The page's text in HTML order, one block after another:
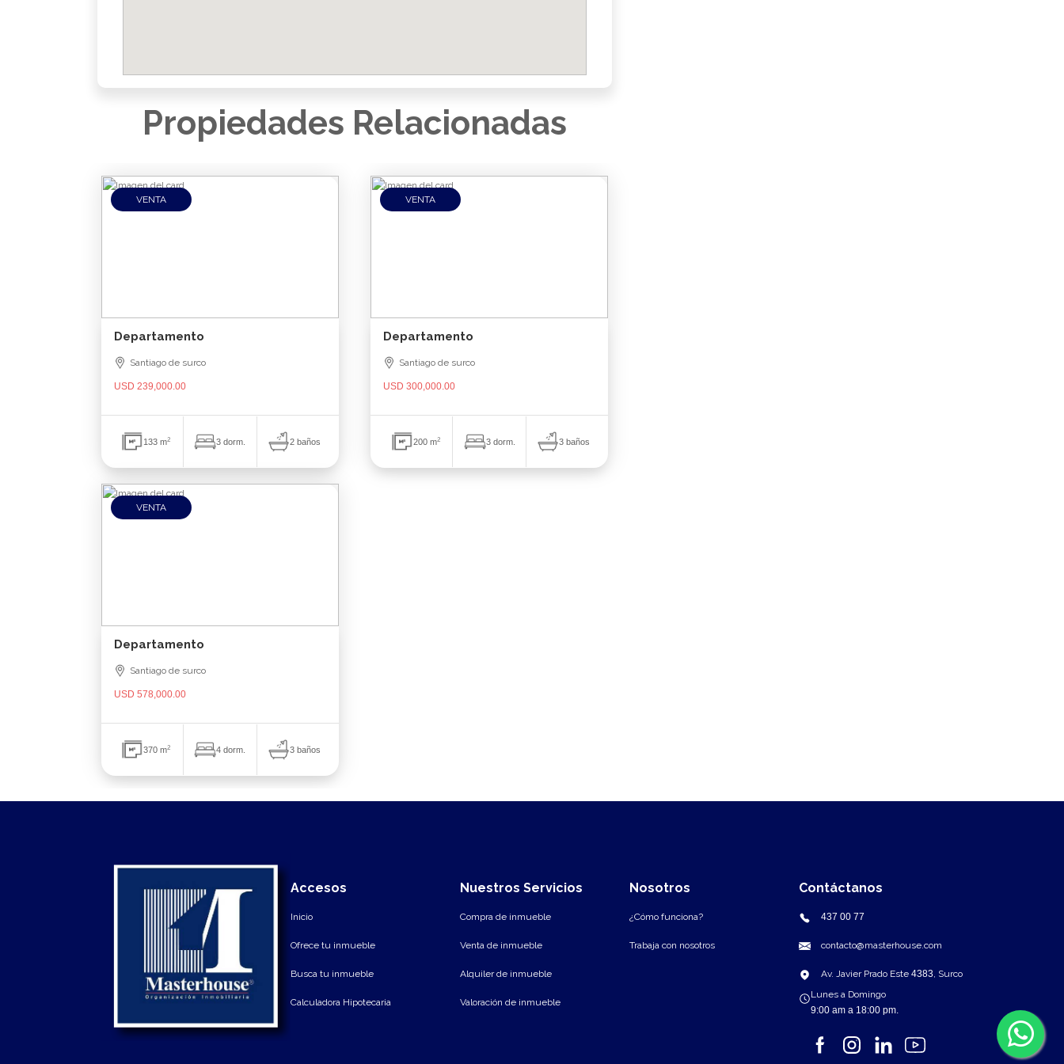
Propiedades Relacionadas
VENTA
Departamento
Santiago de surco
USD 239,000.00
133 m2 3 dorm. 2 baños
VENTA
Departamento
Santiago de surco
USD 300,000.00
200 m2 3 dorm. 3 baños
VENTA
Departamento
Santiago de surco
USD 578,000.00
370 m2 4 dorm. 3 baños
Accesos
Inicio
Ofrece tu inmueble
Busca tu inmueble
Calculadora Hipotecaria
Nuestros Servicios
Compra de inmueble
Venta de inmueble
Alquiler de inmueble
Valoración de inmueble
Nosotros
¿Cómo funciona?
Trabaja con nosotros
Contáctanos
437 00 77
contacto@masterhouse.com
Av. Javier Prado Este 4383, Surco
9:00 am a 18:00 pm.